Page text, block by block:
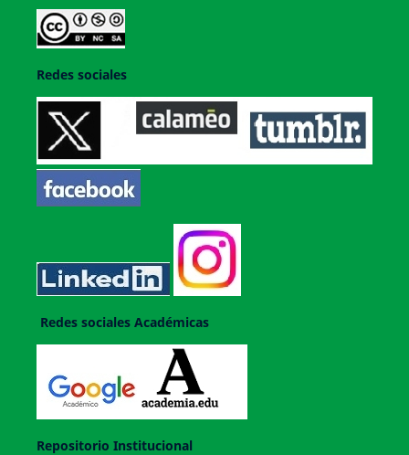
Redes sociales
Redes sociales Académicas
Repositorio Institucional